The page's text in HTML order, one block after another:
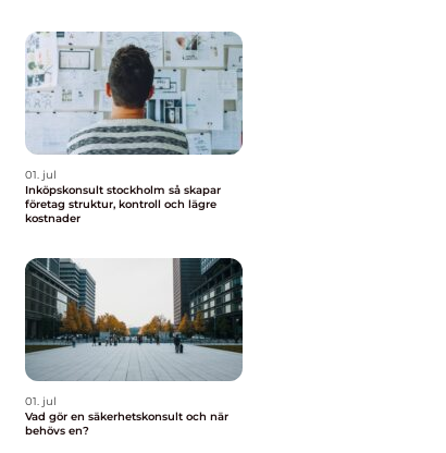
01. jul
Inköpskonsult stockholm så skapar
företag struktur, kontroll och lägre
kostnader
01. jul
Vad gör en säkerhetskonsult och när
behövs en?